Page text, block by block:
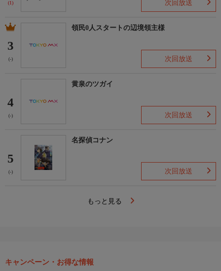
(1) 次回放送
3
(-)
領民0人スタートの辺境領主様
次回放送
4
(-)
黄泉のツガイ
次回放送
5
(-)
名探偵コナン
次回放送
もっと見る
キャンペーン・お得な情報